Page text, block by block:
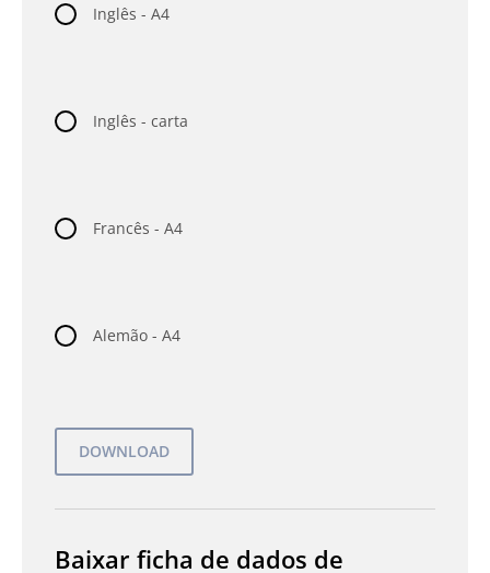
Inglês - A4
Inglês - carta
Francês - A4
Alemão - A4
Baixar ficha de dados de